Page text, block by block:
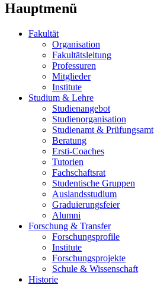
Hauptmenü
Fakultät
Organisation
Fakultätsleitung
Professuren
Mitglieder
Institute
Studium & Lehre
Studienangebot
Studienorganisation
Studienamt & Prüfungsamt
Beratung
Ersti-Coaches
Tutorien
Fachschaftsrat
Studentische Gruppen
Auslandsstudium
Graduierungsfeier
Alumni
Forschung & Transfer
Forschungsprofile
Institute
Forschungsprojekte
Schule & Wissenschaft
Historie